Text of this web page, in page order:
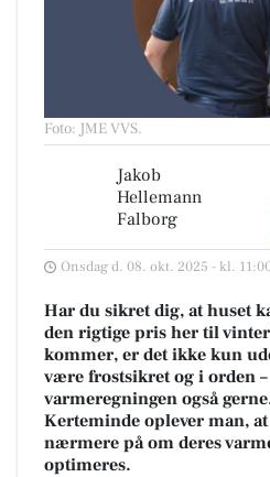
Foto: JME VVS.
Jakob
Hellemann
Falborg
Onsdag d. 08. okt. 2025 - kl.
Har du sikret dig, at huset
den rigtige pris her til
kommer, er det ikke kun
være frostsikret og i orden –
varmeregningen også
Kerteminde oplever man,
nærmere på om deres
optimeres.